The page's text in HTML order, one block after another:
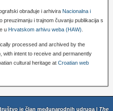
obrađuje i arhivira Nacionalna i
preuzimanju i trajnom čuvanju publikacija s
u Hrvatskom arhivu weba (HAW).
processed and archived by the
with intent to receive and permanently
cultural heritage at Croatian web
je član međunarodnih udruga | The